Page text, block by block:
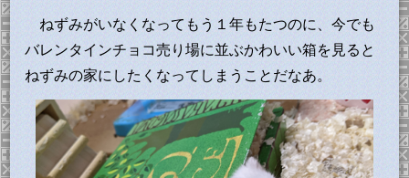
ねずみがいなくなってもう１年もたつのに、今でも
バレンタインチョコ売り場に並ぶかわいい箱を見ると
ねずみの家にしたくなってしまうことだなあ。